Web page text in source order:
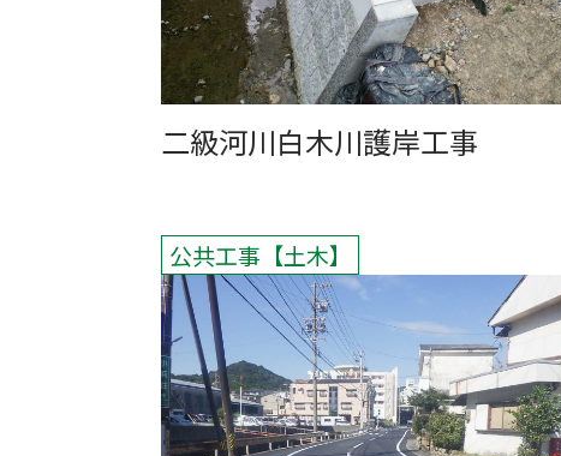
二級河川白木川護岸工事
公共工事 土木